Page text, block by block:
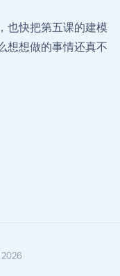
也快把第五课的建模
想想做的事情还真不
2026